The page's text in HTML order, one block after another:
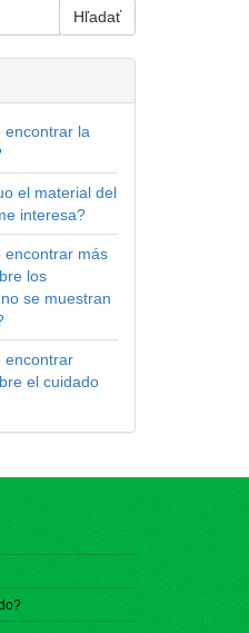
encontrar la
el material del
interesa?
encontrar más
los
se muestran
encontrar
el cuidado